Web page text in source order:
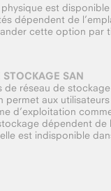
est
dépendent de
cette option par
STOCKAGE SAN
de réseau de
aux
d’exploitation
dépendent de
est indisponible